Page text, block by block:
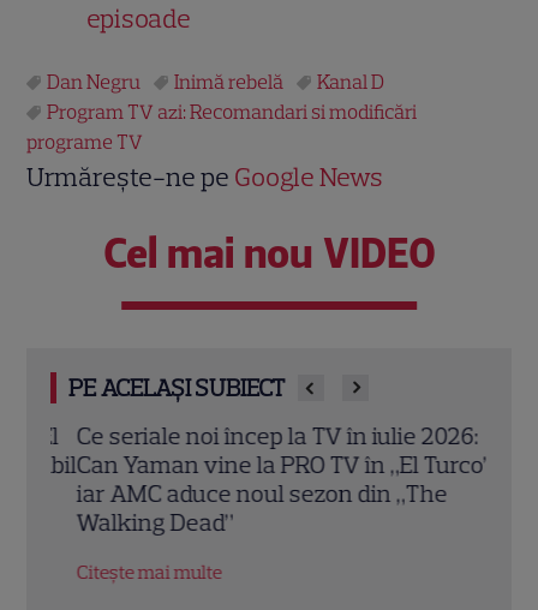
episoade
Dan Negru Inimă rebelă
Kanal D
Program TV azi: Recomandari si modificări
programe TV
Urmărește-ne pe Google News
Cel mai nou VIDEO
PE ACELAȘI SUBIECT
Ce seriale noi încep la TV în iulie 2026:
Can Yaman vine la PRO TV în „El Turco”,
iar AMC aduce noul sezon din „The
Walking Dead”
Citește mai multe